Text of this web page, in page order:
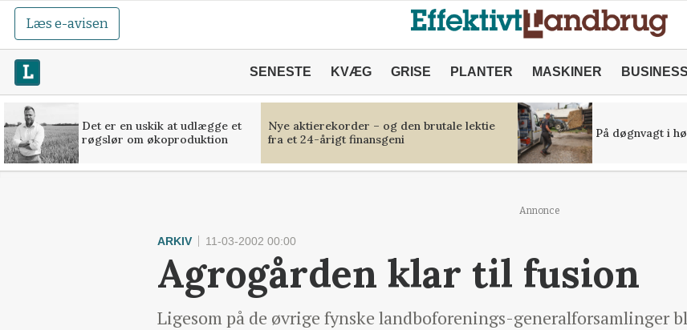
Læs e-avisen
SENESTE KVÆG GRISE PLANTER MASKINER BUSINESS
Det er en uskik at udlægge et
røgslør om økoproduktion
Nye aktierekorder – og den brutale lektie
fra et 24-årigt finansgeni
På døgnvagt i
Annonce
ARKIV 11-03-2002 00:00
Agrogården klar til fusion
Ligesom på de øvrige fynske landboforenings-generalforsamlinger